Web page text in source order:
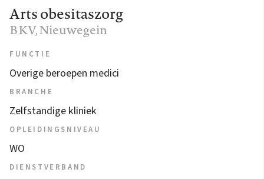
Arts obesitaszorg
BKV, Nieuwegein
FUNCTIE
Overige beroepen medici
BRANCHE
Zelfstandige kliniek
OPLEIDINGSNIVEAU
WO
DIENSTVERBAND